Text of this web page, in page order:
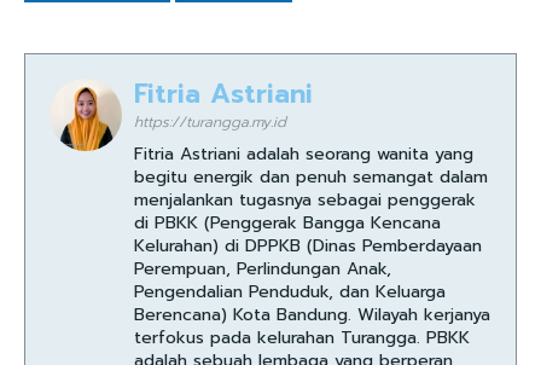
Fitria Astriani
https://turangga.my.id
Fitria Astriani adalah seorang wanita yang
begitu energik dan penuh semangat dalam
menjalankan tugasnya sebagai penggerak
di PBKK (Penggerak Bangga Kencana
Kelurahan) di DPPKB (Dinas Pemberdayaan
Perempuan, Perlindungan Anak,
Pengendalian Penduduk, dan Keluarga
Berencana) Kota Bandung. Wilayah kerjanya
terfokus pada kelurahan Turangga. PBKK